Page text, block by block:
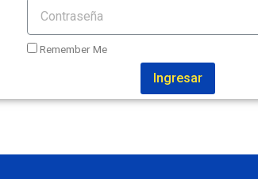
Remember Me
Ingresar